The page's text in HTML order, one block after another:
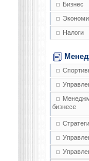
Бизнес
Налоги
бизнесе